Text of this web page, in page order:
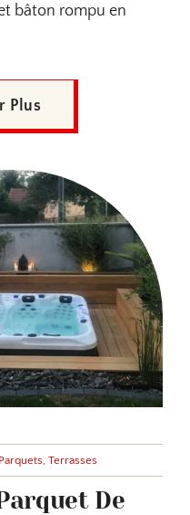
bâton rompu en
Plus
Parquets, Terrasses
De